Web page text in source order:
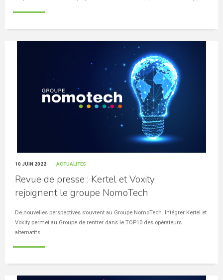
10 JUIN 2022 ACTUALITÉS
Revue de presse : Kertel et Voxity
rejoignent le groupe NomoTech
De nouvelles perspectives s’ouvrent au Groupe NomoTech. Intégrer Kertel et
Voxity permet au Groupe de rentrer dans le TOP10 des opérateurs
alternatifs...